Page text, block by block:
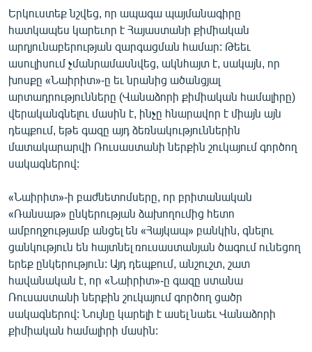
«Ազատության» բոլոր կայքերը
Երկուստեք նշվեց, որ ապագա պայմանագիրը
հատկապես կարեւոր է Հայաստանի քիմիական
արդյունաբերության զարգացման համար: Թեեւ
ասուլիսում չմանրամասնվեց, ակնհայտ է, սակայն, որ
խոսքը «Նաիրիտ»-ը եւ նրանից ածանցյալ
արտադրությունները (Վանաձորի քիմիական համալիրը)
վերականգնելու մասին է, ինչը հնարավոր է միայն այն
դեպքում, եթե գազը այդ ձեռնակություններին
մատակարարվի Ռուսաստանի ներքին շուկայում գործող
սակագներով:
«Նաիրիտ»-ի բաժնետոմսերը, որ բրիտանական
«Ռանսաթ» ընկերության ձախողումից հետո
ամբողջությամբ անցել են «Հայկապ» բանկին, գնելու
ցանկություն են հայտնել ռուսաստանյան ծագում ունեցող
երեք ընկերություն: Այդ դեպքում, անշուշտ, շատ
հավանական է, որ «Նաիրիտ»-ը գազը ստանա
Ռուսաստանի ներքին շուկայում գործող ցածր
սակագներով: Նույնը կարելի է ասել նաեւ Վանաձորի
քիմիական համալիրի մասին: